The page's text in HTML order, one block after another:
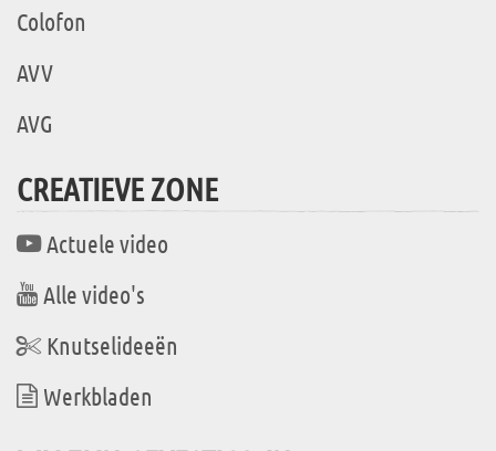
Colofon
AVV
AVG
CREATIEVE ZONE
Actuele video
Alle video's
Knutselideeën
Werkbladen